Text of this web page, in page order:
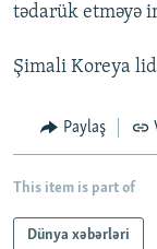
AZADLIQRADIOSU
BIZIMLƏ ƏLAQƏ
RFE/RL-in
tədarük etməyə
Şimali Koreya
Paylaş
This item is part of
Dünya xəbərləri